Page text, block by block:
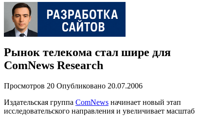
Рынок телекома стал шире для
ComNews Research
Просмотров 20 Опубликовано 20.07.2006
Издательская группа ComNews начинает новый этап
исследовательского направления и увеличивает масштаб